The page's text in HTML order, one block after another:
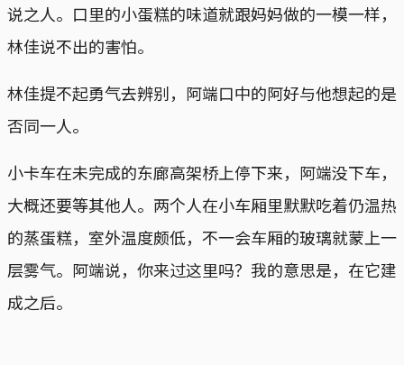
说之人。口里的小蛋糕的味道就跟妈妈做的一模一样，
林佳说不出的害怕。
林佳提不起勇气去辨别，阿端口中的阿好与他想起的是
否同一人。
小卡车在未完成的东廊高架桥上停下来，阿端没下车，
大概还要等其他人。两个人在小车厢里默默吃着仍温热
的蒸蛋糕，室外温度颇低，不一会车厢的玻璃就蒙上一
层雾气。阿端说，你来过这里吗？我的意思是，在它建
成之后。